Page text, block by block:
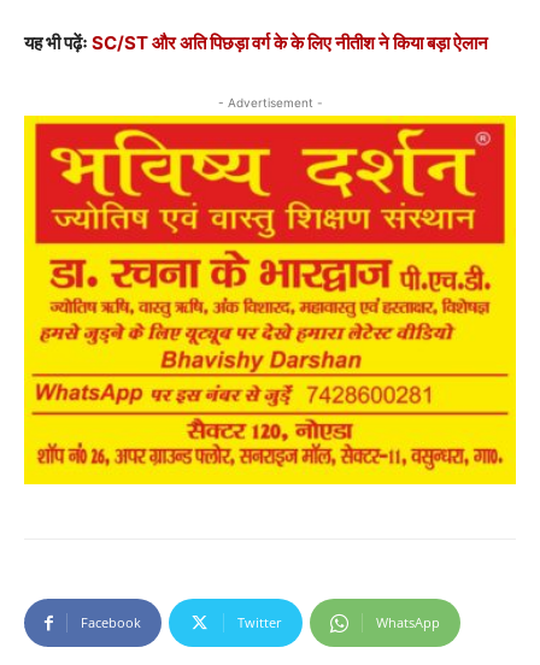
यह भी पढ़ेंः SC/ST और अति पिछड़ा वर्ग के के लिए नीतीश ने किया बड़ा ऐलान
- Advertisement -
Facebook Twitter WhatsApp